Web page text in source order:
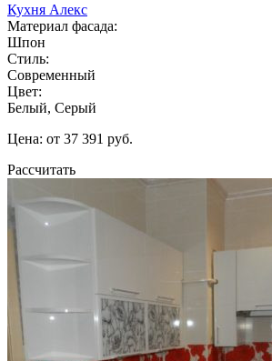
Кухня Алекс
Материал фасада:
Шпон
Стиль:
Современный
Цвет:
Белый, Серый
Цена: от 37 391 руб.
Рассчитать